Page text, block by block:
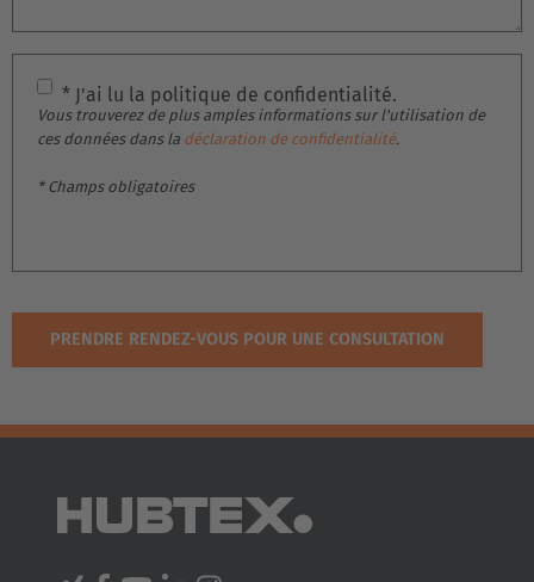
Italiano
Français
Deutsch
* J'ai lu la politique de confidentialité.
Vous trouverez de plus amples informations sur l'utilisation de
ces données dans la déclaration de confidentialité.
* Champs obligatoires